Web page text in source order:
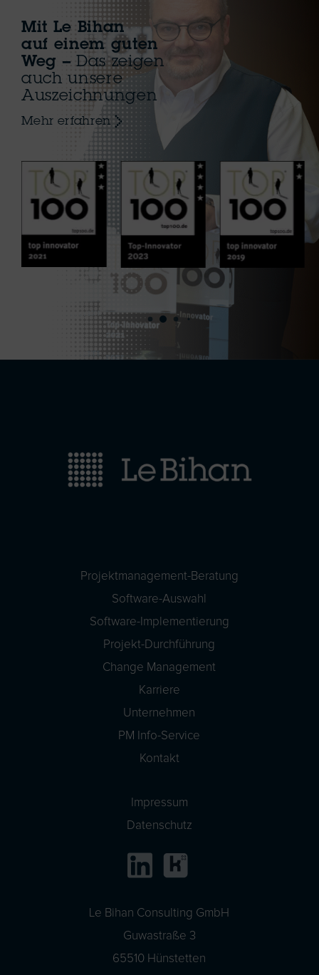
Mit Le Bihan
auf einem guten
Weg – Das zeigen
auch unsere
Auszeichnungen
Mehr erfahren
Le Bihan Consulting GmbH
Guwastraße 3
65510 Hünstetten
Projektmanagement-Beratung
Software-Auswahl
Software-Implementierung
Projekt-Durchführung
Change Management
Karriere
Unternehmen
PM Info-Service
Kontakt
Impressum
Datenschutz